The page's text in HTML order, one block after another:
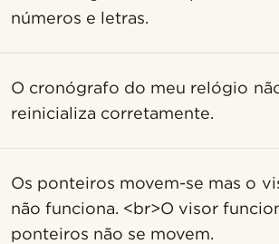
números e letras.
O cronógrafo do meu relógio
reinicializa corretamente.
Os ponteiros movem-se mas o
não funciona. <br>O visor
ponteiros não se movem.